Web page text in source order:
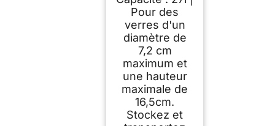
Pour des
verres d'un
diamètre de
7,2 cm
maximum et
une hauteur
maximale de
16,5cm.
Stockez et